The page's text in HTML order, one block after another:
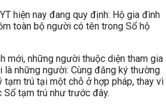
hiện nay đang quy định: Hộ gia đình
toàn bộ người có tên trong Sổ hộ
mới, những người thuộc diện tham gia
là những người: Cùng đăng ký thường
tạm trú tại một chỗ ở hợp pháp, thay vì
Sổ tạm trú như trước đây.